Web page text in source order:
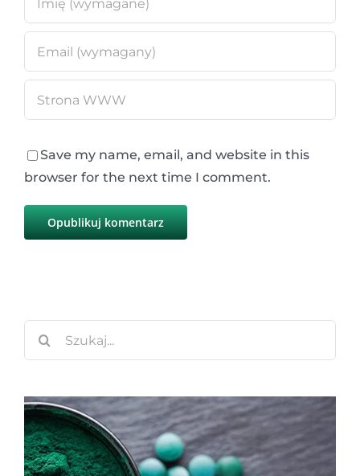
Save my name, email, and website in this
browser for the next time I comment.